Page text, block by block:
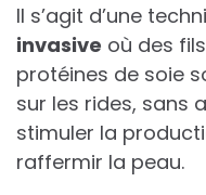
Il s’agit d’une
invasive où des
protéines de soie
sur les rides, sans
stimuler la
raffermir la peau.